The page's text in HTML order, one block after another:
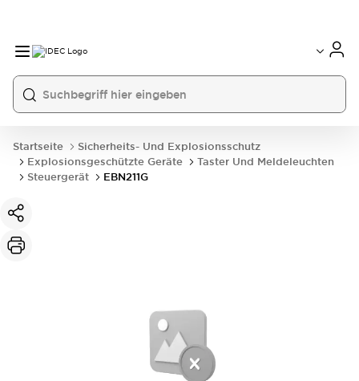
Startseite
Sicherheits- Und Explosionsschutz
Explosionsgeschützte Geräte
Taster Und Meldeleuchten
Steuergerät
EBN211G